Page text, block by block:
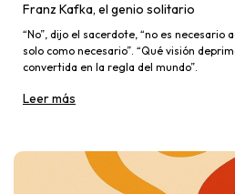
Franz Kafka, el genio solitario
“No”, dijo el sacerdote, “no es
solo como necesario”. “Qué visión
convertida en la regla del mundo”.
Leer más